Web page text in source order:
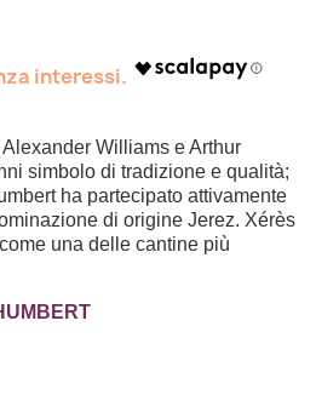
Williams e Arthur
simbolo di tradizione e qualità;
ha partecipato attivamente
di origine Jerez. Xérès
una delle cantine più